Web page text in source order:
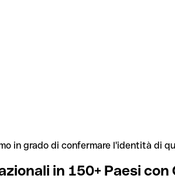
in grado di confermare l'identità di
in 150+ Paesi con